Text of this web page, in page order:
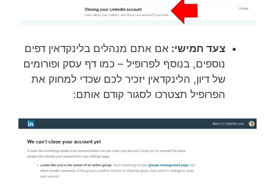
צעד חמישי: אם אתם מנהלים בלינקדאין דפים
נוספים, בנוסף לפרופיל – כמו דף עסק ופורומים
של דיון, הלינקדאין יזכיר לכם שכדי למחוק את
הפרופיל תצטרכו לסגור קודם אותם: